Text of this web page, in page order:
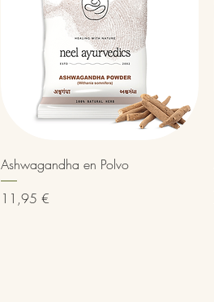
Vista rápida
Ashwagandha en Polvo
Precio
11,95 €